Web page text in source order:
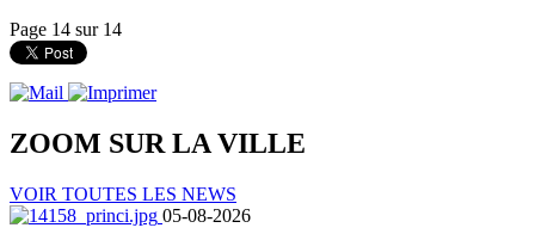
Page 14 sur 14
ZOOM SUR LA VILLE
VOIR TOUTES LES NEWS
05-08-2026